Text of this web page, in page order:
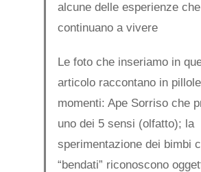
alcune delle esperienze
continuano a vivere
Le foto che inseriamo in
articolo raccontano in
momenti: Ape Sorriso che
uno dei 5 sensi (olfatto); la
sperimentazione dei bimbi
“bendati” riconoscono